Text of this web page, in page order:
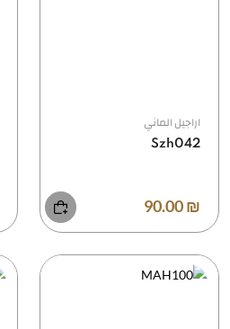
اراجيل الماني
Szh042
₪ 90.00